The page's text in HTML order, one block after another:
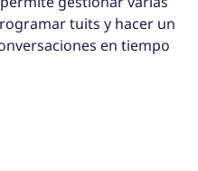
tuits y hacer un
en tiempo